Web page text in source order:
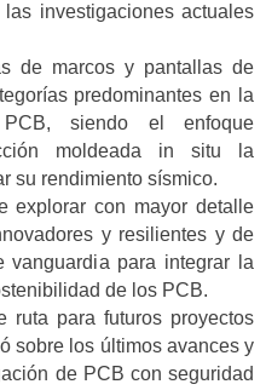
investigaciones actuales
de marcos y pantallas de
predominantes en la
siendo el enfoque
moldeada in situ la
su rendimiento sísmico.
explorar con mayor detalle
y resilientes y de
vanguardia para integrar la
de los PCB.
ruta para futuros proyectos
sobre los últimos avances y
de PCB con seguridad